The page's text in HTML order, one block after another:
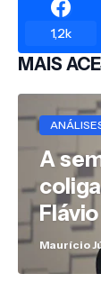
1,2k
MAIS
A
Maurício